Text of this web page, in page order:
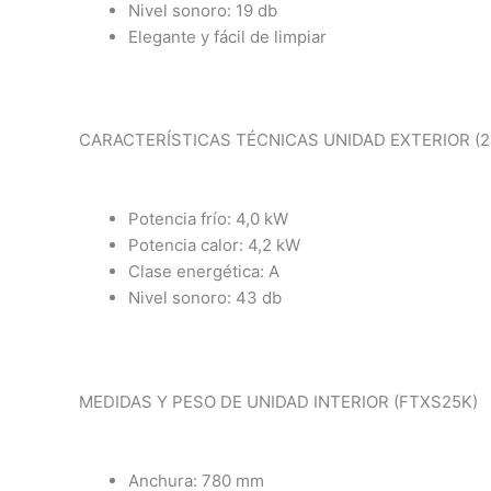
Nivel sonoro: 19 db
Elegante y fácil de limpiar
CARACTERÍSTICAS TÉCNICAS UNIDAD EXTERIOR
Potencia frío: 4,0 kW
Potencia calor: 4,2 kW
Clase energética: A
Nivel sonoro: 43 db
MEDIDAS Y PESO DE UNIDAD INTERIOR (FTXS25K)
Anchura: 780 mm